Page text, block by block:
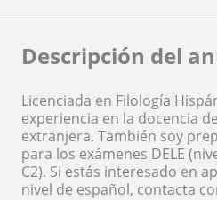
Descripción del
Licenciada en Filología
experiencia en la docencia
extranjera. También soy
para los exámenes DELE
C2). Si estás interesado en
nivel de español, contacta